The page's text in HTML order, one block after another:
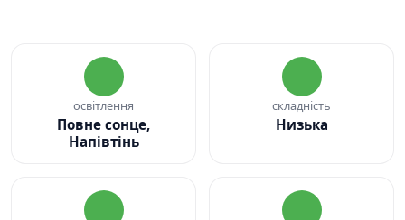
освітлення
Повне сонце,
Напівтінь
складність
Низька